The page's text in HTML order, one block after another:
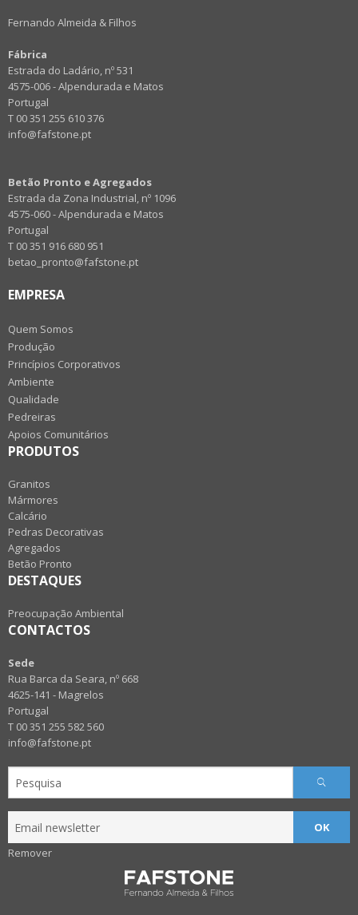
Fernando Almeida & Filhos
Fábrica
Estrada do Ladário, nº 531
4575-006 - Alpendurada e Matos
Portugal
T 00 351 255 610 376
info@fafstone.pt
Betão Pronto e Agregados
Estrada da Zona Industrial, nº 1096
4575-060 - Alpendurada e Matos
Portugal
T 00 351 916 680 951
betao_pronto@fafstone.pt
EMPRESA
Quem Somos
Produção
Princípios Corporativos
Ambiente
Qualidade
Pedreiras
Apoios Comunitários
PRODUTOS
Granitos
Mármores
Calcário
Pedras Decorativas
Agregados
Betão Pronto
DESTAQUES
Preocupação Ambiental
CONTACTOS
Sede
Rua Barca da Seara, nº 668
4625-141 - Magrelos
Portugal
T 00 351 255 582 560
info@fafstone.pt
Remover
OK